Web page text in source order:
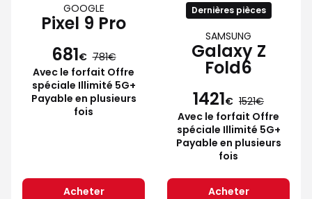
GOOGLE
Pixel 9 Pro
681€ 781
Avec le forfait Offre
spéciale Illimité 5G+
Payable en plusieurs
fois
Acheter
Dernières pièces
SAMSUNG
Galaxy Z
Fold6
1421€ 1521
Avec le forfait Offre
spéciale Illimité 5G+
Payable en plusieurs
fois
Acheter